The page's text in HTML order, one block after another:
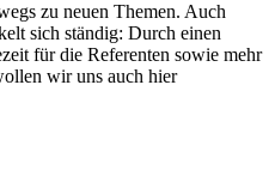
zu neuen Themen. Auch
sich ständig: Durch einen
für die Referenten sowie mehr
wir uns auch hier